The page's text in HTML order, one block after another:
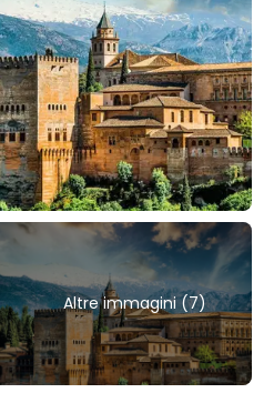
Altre immagini (7)